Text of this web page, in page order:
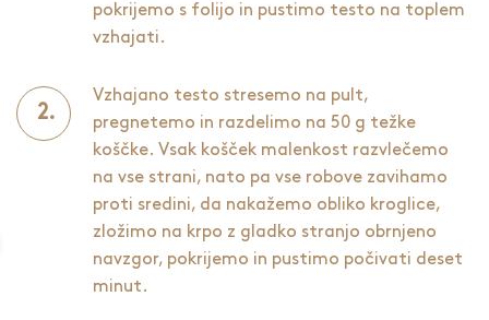
pokrijemo s folijo in pustimo testo na toplem
vzhajati.
Vzhajano testo stresemo na pult,
pregnetemo in razdelimo na 50 g težke
koščke. Vsak košček malenkost razvlečemo
na vse strani, nato pa vse robove zavihamo
proti sredini, da nakažemo obliko kroglice,
zložimo na krpo z gladko stranjo obrnjeno
navzgor, pokrijemo in pustimo počivati deset
minut.